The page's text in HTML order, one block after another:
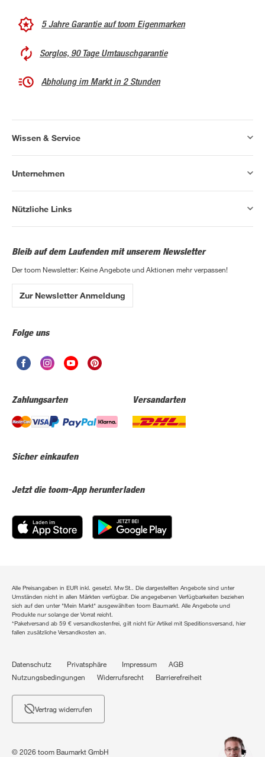
5 Jahre Garantie auf toom Eigenmarken
Sorglos, 90 Tage Umtauschgarantie
Abholung im Markt in 2 Stunden
Wissen & Service
Unternehmen
Nützliche Links
Bleib auf dem Laufenden mit unserem Newsletter
Der toom Newsletter: Keine Angebote und Aktionen mehr verpassen!
Zur Newsletter Anmeldung
Folge uns
Zahlungsarten Versandarten
Sicher einkaufen
Jetzt die toom-App herunterladen
Alle Preisangaben in EUR inkl. gesetzl. MwSt.. Die dargestellten Angebote sind unter
Umständen nicht in allen Märkten verfügbar. Die angegebenen Verfügbarkeiten beziehen
sich auf den unter "Mein Markt" ausgewählten toom Baumarkt. Alle Angebote und
Produkte nur solange der Vorrat reicht.
*Paketversand ab 59 € versandkostenfrei, gilt nicht für Artikel mit Speditionsversand, hier
fallen zusätzliche Versandkosten an.
Datenschutz Privatsphäre Impressum
AGB
Nutzungsbedingungen
Widerrufsrecht Barrierefreiheit
Vertrag widerrufen
© 2026 toom Baumarkt GmbH